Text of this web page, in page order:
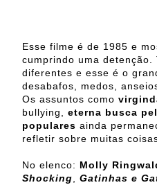
Esse filme é de 1985 e
cumprindo uma detenção.
diferentes e esse é o
desabafos, medos,
Os assuntos como
bullying,
eterna busca
populares ainda
refletir sobre muitas
No elenco: Molly
Shocking
Gatinhas e